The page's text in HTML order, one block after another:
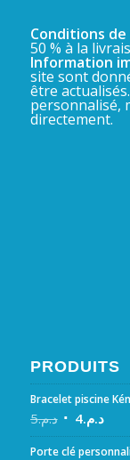
Conditions
50 % à la
Information
site sont
être
personnalisé,
directement.
PRODUITS
Bracelet piscine
د.م.5 د.م.4
Porte clé